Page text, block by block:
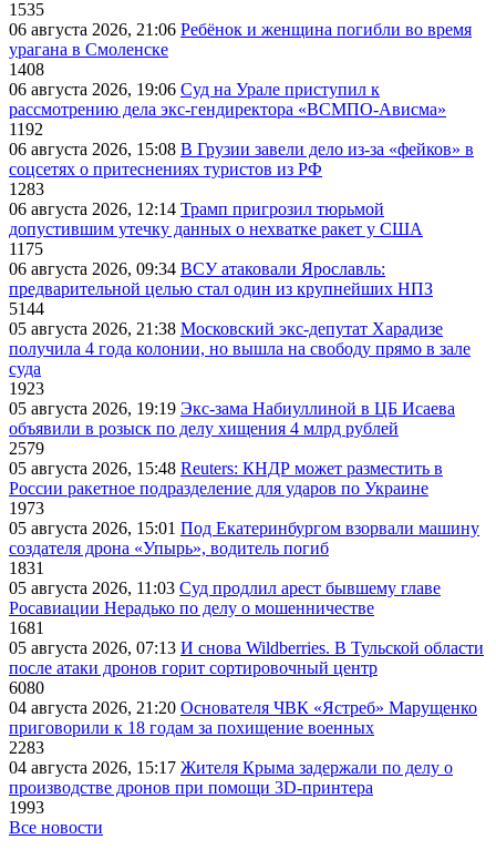
1535
06 августа 2026, 21:06 Ребёнок и женщина погибли во время
урагана в Смоленске
1408
06 августа 2026, 19:06 Суд на Урале приступил к
рассмотрению дела экс-гендиректора «ВСМПО-Ависма»
1192
06 августа 2026, 15:08 В Грузии завели дело из-за «фейков» в
соцсетях о притеснениях туристов из РФ
1283
06 августа 2026, 12:14 Трамп пригрозил тюрьмой
допустившим утечку данных о нехватке ракет у США
1175
06 августа 2026, 09:34 ВСУ атаковали Ярославль:
предварительной целью стал один из крупнейших НПЗ
5144
05 августа 2026, 21:38 Московский экс-депутат Харадизе
получила 4 года колонии, но вышла на свободу прямо в зале
суда
1923
05 августа 2026, 19:19 Экс-зама Набиуллиной в ЦБ Исаева
объявили в розыск по делу хищения 4 млрд рублей
2579
05 августа 2026, 15:48 Reuters: КНДР может разместить в
России ракетное подразделение для ударов по Украине
1973
05 августа 2026, 15:01 Под Екатеринбургом взорвали машину
создателя дрона «Упырь», водитель погиб
1831
05 августа 2026, 11:03 Суд продлил арест бывшему главе
Росавиации Нерадько по делу о мошенничестве
1681
05 августа 2026, 07:13 И снова Wildberries. В Тульской области
после атаки дронов горит сортировочный центр
6080
04 августа 2026, 21:20 Основателя ЧВК «Ястреб» Марущенко
приговорили к 18 годам за похищение военных
2283
04 августа 2026, 15:17 Жителя Крыма задержали по делу о
производстве дронов при помощи 3D‑принтера
1993
Все новости